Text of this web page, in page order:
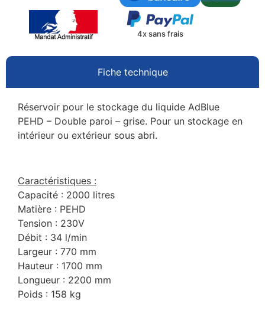
4x sans frais
Fiche technique
Réservoir pour le stockage du liquide AdBlue
PEHD – Double paroi – grise. Pour un stockage en
intérieur ou extérieur sous abri.
Caractéristiques :
Capacité : 2000 litres
Matière : PEHD
Tension : 230V
Débit : 34 l/min
Largeur : 770 mm
Hauteur : 1700 mm
Longueur : 2200 mm
Poids : 158 kg